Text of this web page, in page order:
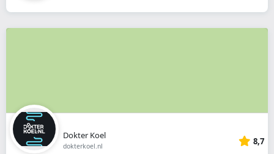
Dokter Koel
dokterkoel.nl 8,7